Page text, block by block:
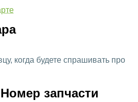
когда будете спрашивать про
запчасти